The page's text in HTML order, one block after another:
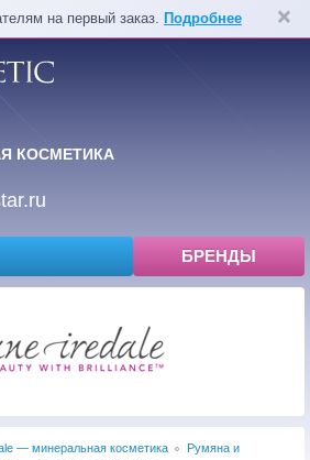
на первый заказ. Подробнее
КОСМЕТИКА
БРЕНДЫ
— минеральная косметика
Румяна и